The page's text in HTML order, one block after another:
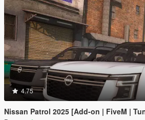
4.75
Nissan Patrol 2025 [Add-on | FiveM |